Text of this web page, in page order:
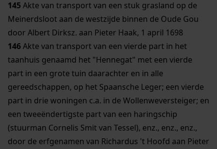
145Akte van transport van een stuk grasland op de
Meinerdsloot aan de westzijde binnen de Oude Gou
door Albert Dirksz. aan Pieter Haak, 1 april 1698
146Akte van transport van een vierde part in het
taanhuis genaamd het "Hennegat" met een vierde
part in een grote tuin daarachter en in alle
gereedschappen, op het Spaansche Leger; een vierde
part in drie woningen c.a. in de Wollenweversteiger; en
een tweeëndertigste part van een haringschip
(stuurman Cornelis Smit van Tessel), enz., enz., enz.,
door de erfgenamen van Richardus 't Hoofd aan Pieter